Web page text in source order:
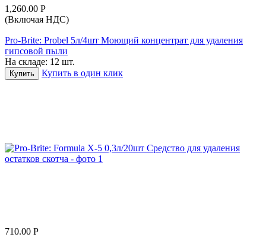
1,260.00 Р
(Включая НДС)
Pro-Brite: Probel 5л/4шт Моющий концентрат для удаления
гипсовой пыли
На складе: 12 шт.
Купить Купить в один клик
710.00 Р